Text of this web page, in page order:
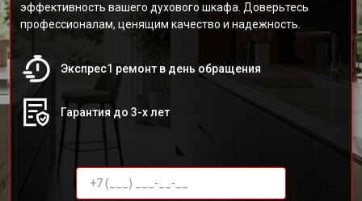
эффективность вашего духового шкафа. Доверьтесь
профессионалам, ценящим качество и надежность.
Экспрес1 ремонт в день обращения
Гарантия до 3-х лет